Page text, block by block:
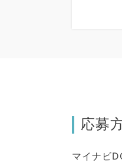
応募
マイナビ